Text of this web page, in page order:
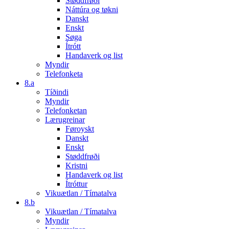
Náttúra og tøkni
Danskt
Enskt
Søga
Ítrótt
Handaverk og list
Myndir
Telefonketa
8.a
Tíðindi
Myndir
Telefonketan
Lærugreinar
Føroyskt
Danskt
Enskt
Støddfrøði
Kristni
Handaverk og list
Ítróttur
Vikuætlan / Tímatalva
8.b
Vikuætlan / Tímatalva
Myndir